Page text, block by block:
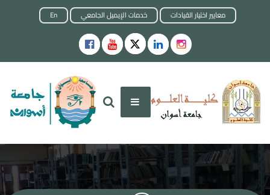
En خدمات الإيميل الجامعي معايير اختيار القيادات